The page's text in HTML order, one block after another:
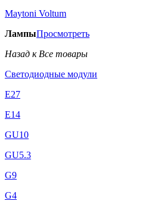
Maytoni Voltum
ЛампыПросмотреть
Назад к Все товары
Светодиодные модули
E27
E14
GU10
GU5.3
G9
G4